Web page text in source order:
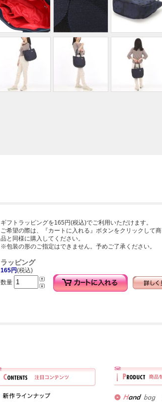
ギフトラッピングを165円(税込)でご利用いただけます。
ご希望の際は、『カートに入れる』ボタンをクリックして商
品と同様に購入してください。
※包装の形のご指定はできません。予めご了承ください。
ラッピング
165円(税込)
数量